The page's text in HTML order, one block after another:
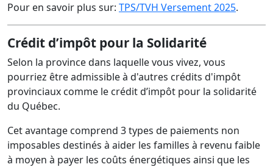
Pour en savoir plus sur: TPS/TVH Versement 2025.
Crédit d’impôt pour la Solidarité
Selon la province dans laquelle vous vivez, vous
pourriez être admissible à d'autres crédits d'impôt
provinciaux comme le crédit d’impôt pour la solidarité
du Québec.
Cet avantage comprend 3 types de paiements non
imposables destinés à aider les familles à revenu faible
à moyen à payer les coûts énergétiques ainsi que les